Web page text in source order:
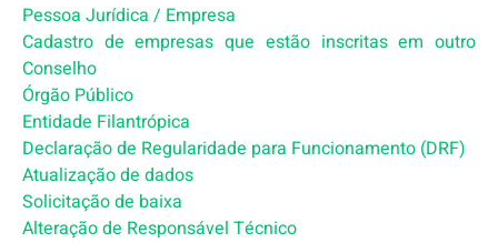
Pessoa Jurídica / Empresa
Cadastro de empresas que estão inscritas em outro
Conselho
Órgão Público
Entidade Filantrópica
Declaração de Regularidade para Funcionamento (DRF)
Atualização de dados
Solicitação de baixa
Alteração de Responsável Técnico